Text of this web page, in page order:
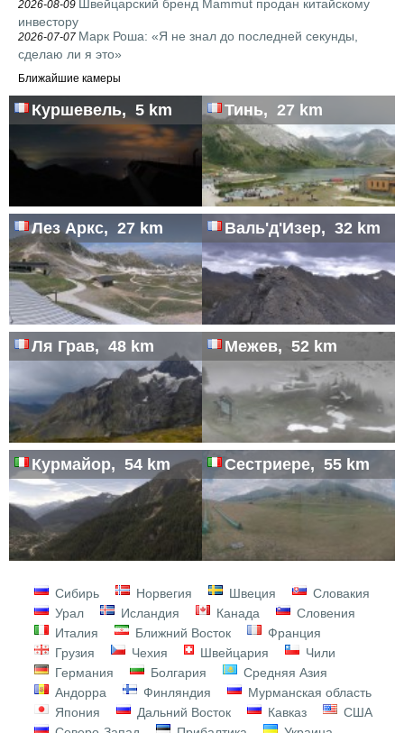
2026-08-09 Швейцарский бренд Mammut продан китайскому
инвестору
2026-07-07 Марк Роша: «Я не знал до последней секунды,
сделаю ли я это»
Ближайшие камеры
Куршевель, 5 km Тинь, 27 km
Лез Аркс, 27 km Валь'д'Изер, 32 km
Ля Грав, 48 km Межев, 52 km
Курмайор, 54 km Сестриере, 55 km
Сибирь Норвегия Швеция
Словакия
Урал
Исландия Канада
Словения
Италия
Ближний Восток
Франция
Грузия
Чехия Швейцария
Чили
Германия
Болгария
Средняя Азия
Андорра
Финляндия
Мурманская область
Япония
Дальний Восток Кавказ
США